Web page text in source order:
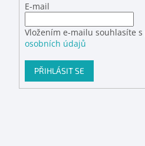
E-mail
Vložením e-mailu souhlasíte s
osobních údajů
PŘIHLÁSIT SE